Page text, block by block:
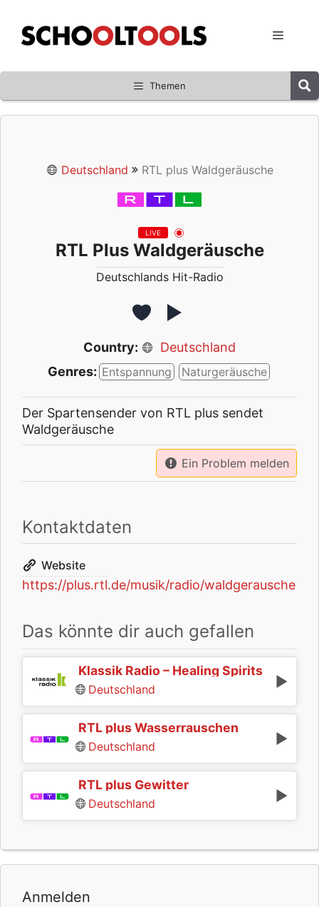
Inhalt
springen
Menü
Themen
Deutschland RTL plus Waldgeräusche
LIVE
RTL Plus Waldgeräusche
Deutschlands Hit-Radio
Country:
Deutschland
Genres: Entspannung Naturgeräusche
Der Spartensender von RTL plus sendet
Waldgeräusche
Ein Problem melden
Kontaktdaten
Website
https://plus.rtl.de/musik/radio/waldgerausche
Das könnte dir auch gefallen
Klassik Radio – Healing Spirits
Deutschland
RTL plus Wasserrauschen
Deutschland
RTL plus Gewitter
Deutschland
Anmelden